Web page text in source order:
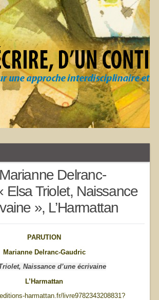
Delranc-
Elsa Triolet, Naissance
», L’Harmattan
PARUTION
Marianne Delranc-Gaudric
Naissance d’une écrivaine
L’Harmattan
harmattan.fr/livre9782343208831?